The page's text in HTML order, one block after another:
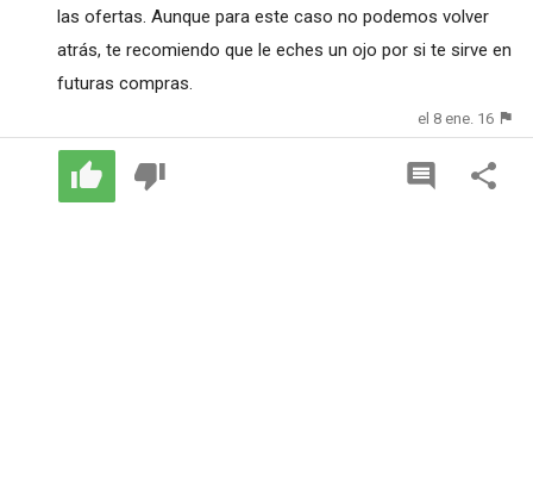
las ofertas. Aunque para este caso no podemos volver
atrás, te recomiendo que le eches un ojo por si te sirve en
futuras compras.
el 8 ene. 16